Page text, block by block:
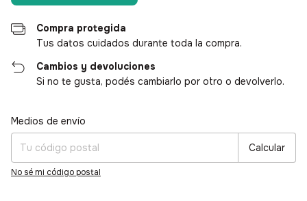
Compra protegida
Tus datos cuidados durante toda la compra.
Cambios y devoluciones
Si no te gusta, podés cambiarlo por otro o devolverlo.
Entregas para el CP:
Medios de envío
Calcular
No sé mi código postal